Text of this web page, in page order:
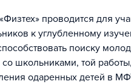
проводится для
к углубленному
поиску
школьниками, той
одаренных детей в